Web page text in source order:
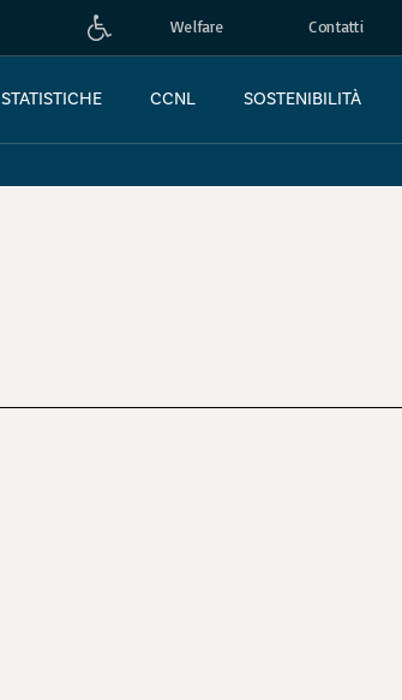
Welfare Contatti
STATISTICHE CCNL SOSTENIBILITÀ